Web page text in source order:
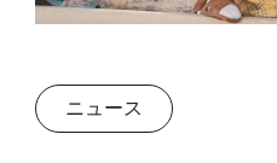
ニュース